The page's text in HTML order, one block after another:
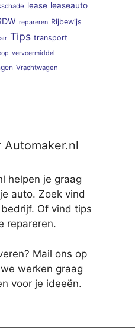
lease leaseauto
repareren Rijbewijs
Tips transport
vervoermiddel
Vrachtwagen
helpen je graag
auto. Zoek vind
Of vind tips
repareren.
Mail ons op
werken graag
voor je ideeën.